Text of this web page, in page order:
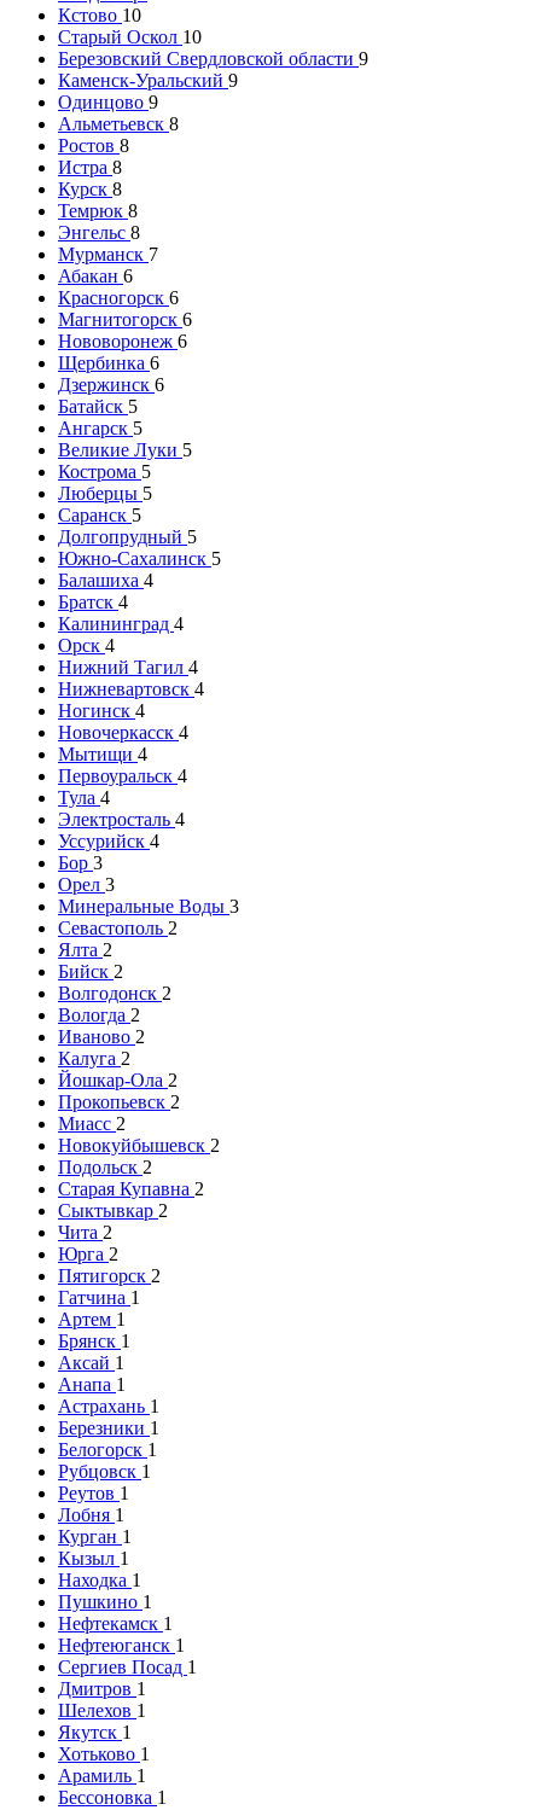
Кстово 10
Старый Оскол 10
Березовский Свердловской области 9
Каменск-Уральский 9
Одинцово 9
Альметьевск 8
Ростов 8
Истра 8
Курск 8
Темрюк 8
Энгельс 8
Мурманск 7
Абакан 6
Красногорск 6
Магнитогорск 6
Нововоронеж 6
Щербинка 6
Дзержинск 6
Батайск 5
Ангарск 5
Великие Луки 5
Кострома 5
Люберцы 5
Саранск 5
Долгопрудный 5
Южно-Сахалинск 5
Балашиха 4
Братск 4
Калининград 4
Орск 4
Нижний Тагил 4
Нижневартовск 4
Ногинск 4
Новочеркасск 4
Мытищи 4
Первоуральск 4
Тула 4
Электросталь 4
Уссурийск 4
Бор 3
Орел 3
Минеральные Воды 3
Севастополь 2
Ялта 2
Бийск 2
Волгодонск 2
Вологда 2
Иваново 2
Калуга 2
Йошкар-Ола 2
Прокопьевск 2
Миасс 2
Новокуйбышевск 2
Подольск 2
Старая Купавна 2
Сыктывкар 2
Чита 2
Юрга 2
Пятигорск 2
Гатчина 1
Артем 1
Брянск 1
Аксай 1
Анапа 1
Астрахань 1
Березники 1
Белогорск 1
Рубцовск 1
Реутов 1
Лобня 1
Курган 1
Кызыл 1
Находка 1
Пушкино 1
Нефтекамск 1
Нефтеюганск 1
Сергиев Посад 1
Дмитров 1
Шелехов 1
Якутск 1
Хотьково 1
Арамиль 1
Бессоновка 1